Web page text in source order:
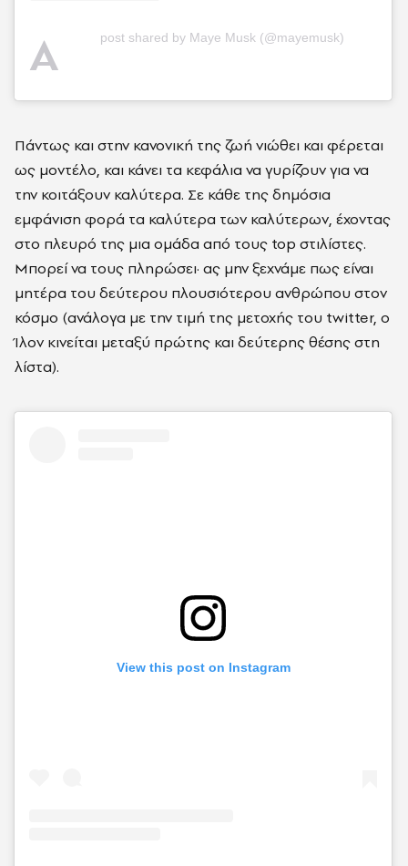
A post shared by Maye Musk (@mayemusk)
Πάντως και στην κανονική της ζωή νιώθει και φέρεται
ως μοντέλο, και κάνει τα κεφάλια να γυρίζουν για να
την κοιτάξουν καλύτερα. Σε κάθε της δημόσια
εμφάνιση φορά τα καλύτερα των καλύτερων, έχοντας
στο πλευρό της μια ομάδα από τους top στιλίστες.
Μπορεί να τους πληρώσει· ας μην ξεχνάμε πως είναι
μητέρα του δεύτερου πλουσιότερου ανθρώπου στον
κόσμο (ανάλογα με την τιμή της μετοχής του twitter, ο
Ίλον κινείται μεταξύ πρώτης και δεύτερης θέσης στη
λίστα).
View this post on Instagram